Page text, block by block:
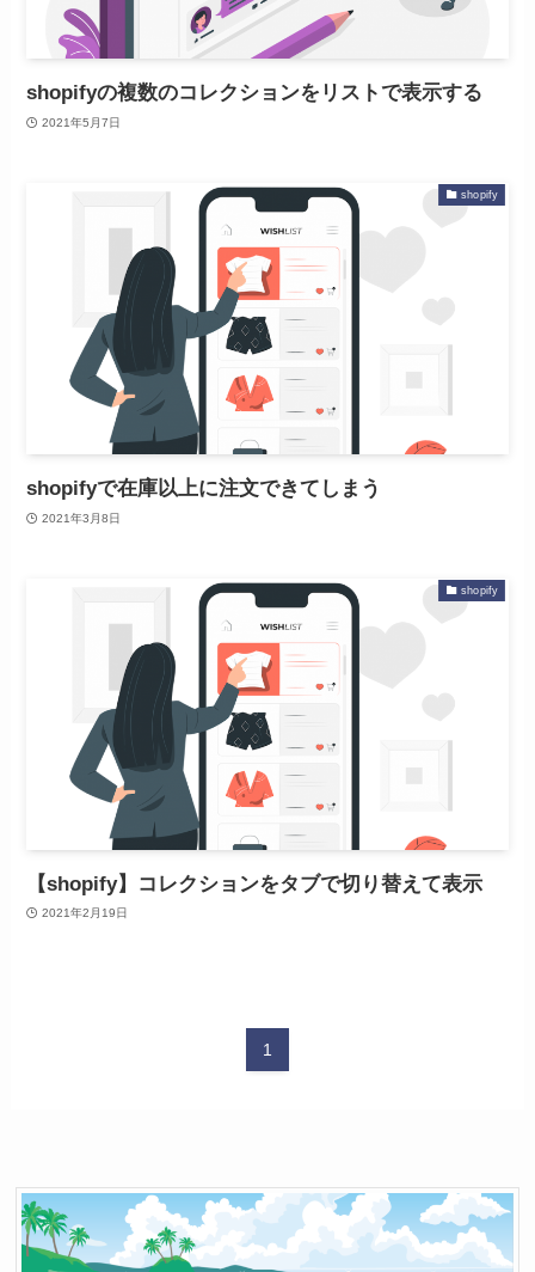
shopifyの複数のコレクションをリストで表示する
2021年5月7日
shopify
shopifyで在庫以上に注文できてしまう
2021年3月8日
shopify
【shopify】コレクションをタブで切り替えて表示
2021年2月19日
1